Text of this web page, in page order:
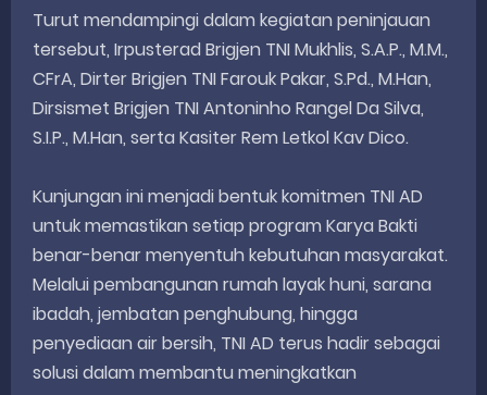
Turut mendampingi dalam kegiatan peninjauan
tersebut, Irpusterad Brigjen TNI Mukhlis, S.A.P., M.M.,
CFrA, Dirter Brigjen TNI Farouk Pakar, S.Pd., M.Han,
Dirsismet Brigjen TNI Antoninho Rangel Da Silva,
S.I.P., M.Han, serta Kasiter Rem Letkol Kav Dico.
Kunjungan ini menjadi bentuk komitmen TNI AD
untuk memastikan setiap program Karya Bakti
benar-benar menyentuh kebutuhan masyarakat.
Melalui pembangunan rumah layak huni, sarana
ibadah, jembatan penghubung, hingga
penyediaan air bersih, TNI AD terus hadir sebagai
solusi dalam membantu meningkatkan